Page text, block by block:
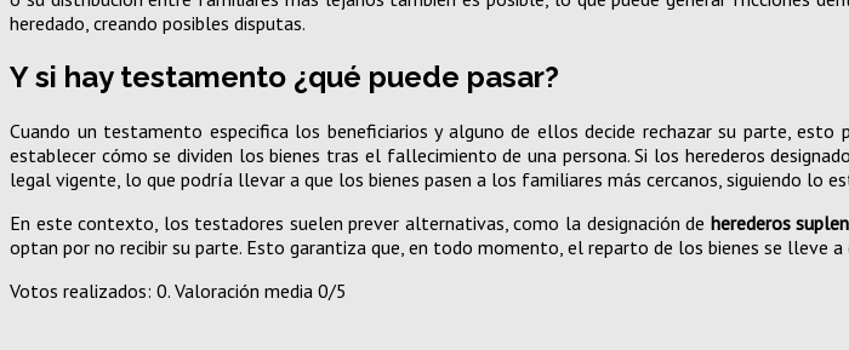
heredado, creando posibles disputas.
Y si hay testamento ¿qué puede pasar?
Cuando un testamento especifica los beneficiarios y alguno de ellos decide rechazar su parte,
establecer cómo se dividen los bienes tras el fallecimiento de una persona. Si los herederos
legal vigente, lo que podría llevar a que los bienes pasen a los familiares más cercanos, siguiendo lo
En este contexto, los testadores suelen prever alternativas, como la designación de herederos
optan por no recibir su parte. Esto garantiza que, en todo momento, el reparto de los bienes se lleve
Votos realizados: 0. Valoración media 0/5